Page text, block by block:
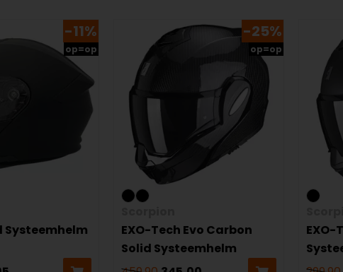
-11%
op=op
Systeemhelm
-25%
op=op
EXO-Tech Evo Carbon
Solid Systeemhelm
EXO-